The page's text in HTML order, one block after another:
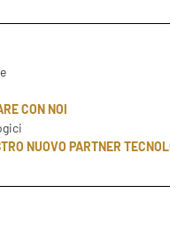
CON NOI
NUOVO PARTNER